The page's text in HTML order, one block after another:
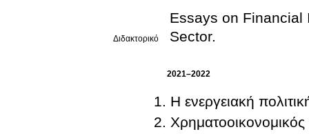
Διδακτορικό
Essays on Financial
Sector.
2021–2022
Η ενεργειακή